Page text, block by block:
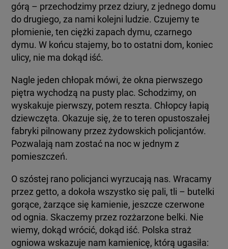
górą – przechodzimy przez dziury, z jednego domu
do drugiego, za nami kolejni ludzie. Czujemy te
płomienie, ten ciężki zapach dymu, czarnego
dymu. W końcu stajemy, bo to ostatni dom, koniec
ulicy, nie ma dokąd iść.
Nagle jeden chłopak mówi, że okna pierwszego
piętra wychodzą na pusty plac. Schodzimy, on
wyskakuje pierwszy, potem reszta. Chłopcy łapią
dziewczęta. Okazuje się, że to teren opustoszałej
fabryki pilnowany przez żydowskich policjantów.
Pozwalają nam zostać na noc w jednym z
pomieszczeń.
O szóstej rano policjanci wyrzucają nas. Wracamy
przez getto, a dokoła wszystko się pali, tli – butelki
gorące, żarzące się kamienie, jeszcze czerwone
od ognia. Skaczemy przez rozżarzone belki. Nie
wiemy, dokąd wrócić, dokąd iść. Polska straż
ogniowa wskazuje nam kamienicę, którą ugasiła: